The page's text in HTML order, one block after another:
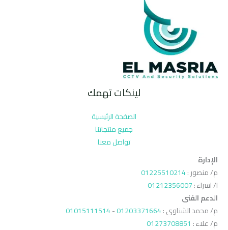
لينكات تهمك
الصفحة الرئيسية
جميع منتجاتنا
تواصل معنا
الإدارة
م/ منصور :01225510214
ا/ اسراء :01212356007
الدعم الفنى
م/ محمد الشناوي :01203371664
-
01015111514
م/ علاء : 01273708851